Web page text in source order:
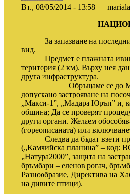
Вт., 08/05/2014 - 13:58 —
За запазване на последния
вид.
Предмет е плажната ивица
територия (2 км). Върху нея да
друга инфраструктура.
Обръщаме се до
допускано застрояване на
„Макси-1”, „Мадара Юръп” и,
община; Да се проверят
други органи. Желаем
(гореописаната) или
Следва да бъдат взети
(„Камчийска планина” – код:
„Натура2000”, защита на
бръмбари – еленов рогач,
Разнообразие, Директива на
на дивите птици).